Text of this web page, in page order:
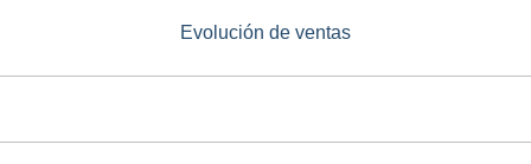
Evolución de ventas